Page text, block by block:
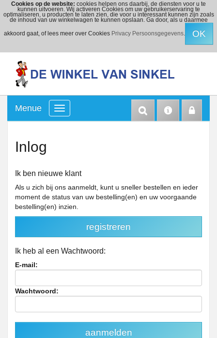
Cookies op de website: cookies helpen ons daarbij, de diensten voor u te
kunnen uitvoeren. Wij activeren Cookies om uw gebruikerservaring te
optimaliseren, u producten te laten zien, die voor u interessant kunnen zijn zoals
de inhoud van uw winkelwagen te kunnen opslaan. Ga door, als u daarmee
akkoord gaat, of lees meer over Cookies Privacy Persoonsgegevens OK
Menue
Inlog
Ik ben nieuwe klant
Als u zich bij ons aanmeldt, kunt u sneller bestellen en ieder
moment de status van uw bestelling(en) en uw voorgaande
bestelling(en) inzien.
registreren
Ik heb al een Wachtwoord:
E-mail:
Wachtwoord:
aanmelden